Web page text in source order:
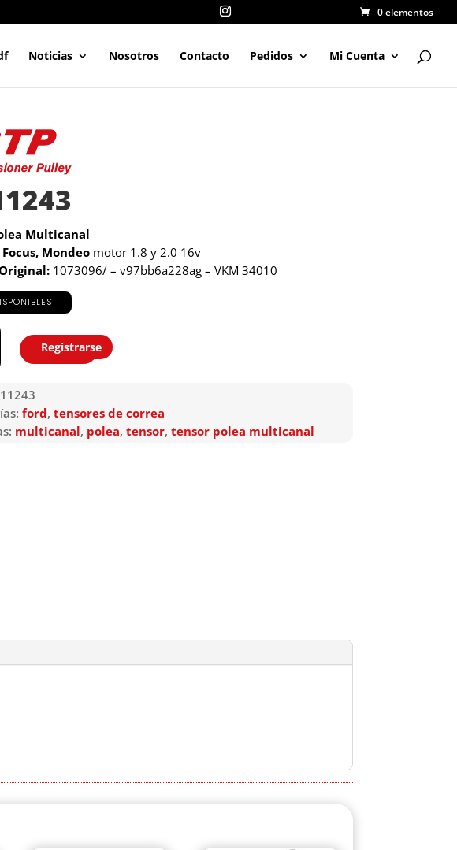
0 elementos
Noticias Nosotros Contacto Pedidos Mi Cuenta
Multicanal
Mondeo motor 1.8 y 2.0 16v
1073096/ – v97bb6a228ag – VKM 34010
Agregar
Registrarse
ford, tensores de correa
multicanal, polea, tensor, tensor polea multicanal